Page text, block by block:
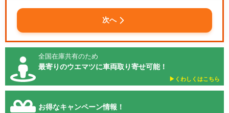
次へ
全国在庫共有のため
最寄りのウエマツに車両取り寄せ可能！
▶︎くわしくはこちら
お得なキャンペーン情報！